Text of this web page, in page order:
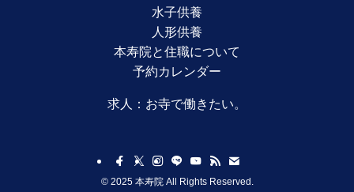
水子供養
人形供養
本寿院と住職について
予約カレンダー
求人： お寺で働きたい。
©2025 本寿院 All Rights Reserved.